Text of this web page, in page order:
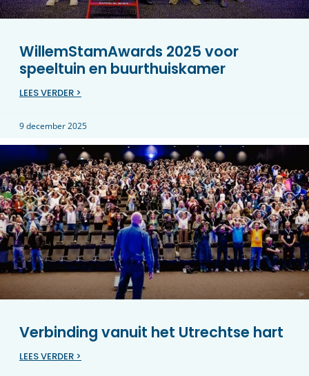
WillemStamAwards 2025 voor
speeltuin en buurthuiskamer
LEES VERDER >
9 december 2025
Verbinding vanuit het Utrechtse hart
LEES VERDER >